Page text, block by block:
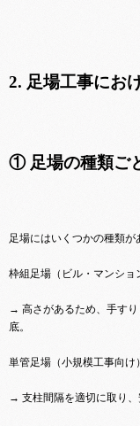
2. 足場工事にお
① 足場の種類ご
足場にはいくつかの種類が
枠組足場（ビル・マンショ
→ 高さがあるため、手す
底。
単管足場（小規模工事向け）
→ 支柱間隔を適切に取り、